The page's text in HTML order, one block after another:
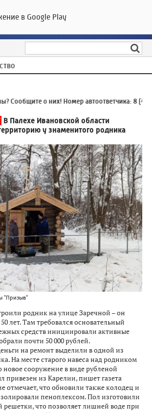
ГТРК «Ивтелерадио»
о них! Номер автоответчика:8 (4932)
В Палехе Ивановской области
у знаменитого родника
"Призыв"
родник на улице Заречной – он
лет. Там требовался основательный
средств инициировали активные
почти 50 000 рублей.
на ремонт выделили в одной из
На месте старого навеса над родником
новое сооружение в виде рубленой
привезен из Карелии, пишет газета
отмечает, что обновили также колодец и
пеноплексом. Пол изготовили
решетки, что позволяет лишней воде при
в Google Play